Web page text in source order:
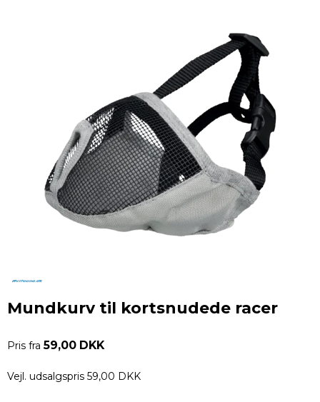
Mundkurv til kortsnudede racer
Pris fra 59,00 DKK
Vejl. udsalgspris 59,00 DKK